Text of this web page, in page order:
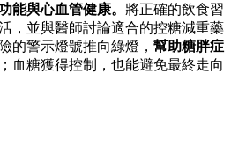
能與心血管健康。 將正確的飲食習
，並與醫師討論適合的控糖減重藥
的警示燈號推向綠燈， 幫助糖胖症
；血糖獲得控制，也能避免最終走向